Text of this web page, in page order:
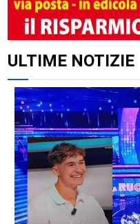
ULTIME NOTIZIE